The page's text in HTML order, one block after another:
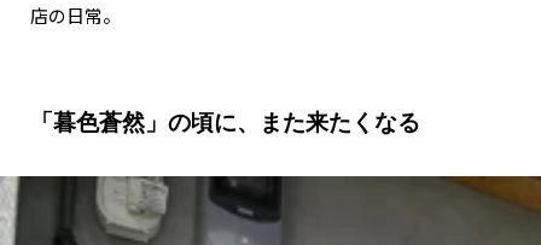
店の日常。
「暮色蒼然」の頃に、また来たくなる